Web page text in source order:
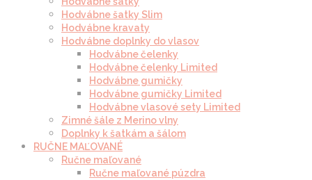
Hodvábne šatky Slim
Hodvábne kravaty
Hodvábne doplnky do vlasov
Hodvábne čelenky
Hodvábne čelenky Limited
Hodvábne gumičky
Hodvábne gumičky Limited
Hodvábne vlasové sety Limited
Zimné šále z Merino vlny
Doplnky k šatkám a šálom
RUČNE MAĽOVANÉ
Ručne maľované
Ručne maľované púzdra